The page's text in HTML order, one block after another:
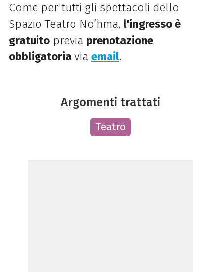
Come per tutti gli spettacoli dello
Spazio Teatro No’hma, l'ingresso è
gratuitoprevia prenotazione
obbligatoriavia email.
Argomenti trattati
Teatro